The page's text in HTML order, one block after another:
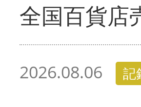
全国百貨
2026.08.06 記